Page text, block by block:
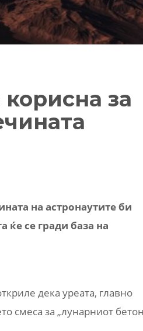
за
на астронаутите би
ќе се гради база на
дека уреата, главно
смеса за „лунарниот